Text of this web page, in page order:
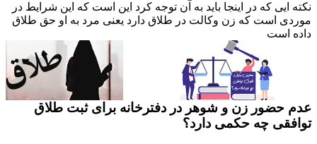
نکته ایی که در اینجا باید به آن توجه کرد این است که این شرایط در
موردی است که زن وکالت در طلاق دارد یعنی مرد به او حق طلاق
داده است
عدم حضور زن و شوهر در دفترخانه برای ثبت طلاق
توافقی چه حکمی دارد؟